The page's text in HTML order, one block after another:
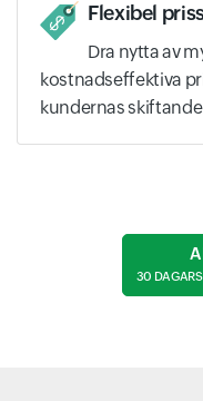
Flexibel
Dra nytta av
kostnadseffektiva
kundernas
30 DAGARS